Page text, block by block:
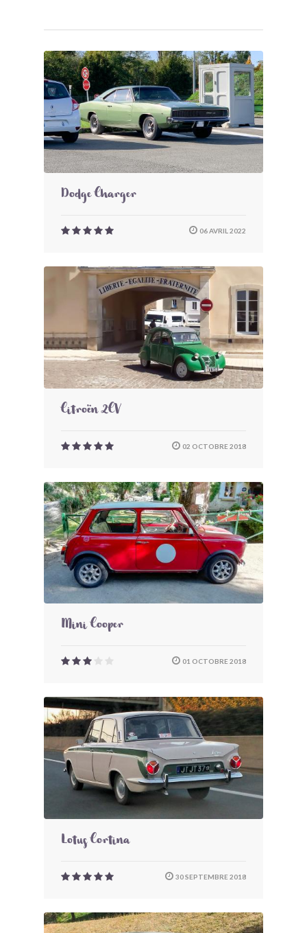
Dodge Charger
06 AVRIL 2022
Citroën 2CV
02 OCTOBRE 2018
Mini Cooper
01 OCTOBRE 2018
Lotus Cortina
30 SEPTEMBRE 2018